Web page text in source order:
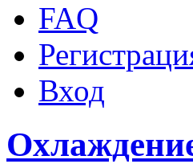
FAQ
Вход